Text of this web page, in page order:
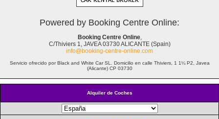
Alquiler de Coches
Powered by Booking Centre Online:
Booking Centre Online,
C/Thiviers 1, JAVEA 03730 ALICANTE (Spain)
info@booking-centre-online.com
Servicio ofrecido por Black and White Car SL. Domicilio en calle Thiviers, 1 1¼ P2, Javea
(Alicante) CP 03730